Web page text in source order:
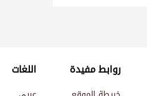
روابط مفيدة اللغات